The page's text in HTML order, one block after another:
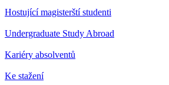
Hostující magisterští studenti
Undergraduate Study Abroad
Kariéry absolventů
Ke stažení